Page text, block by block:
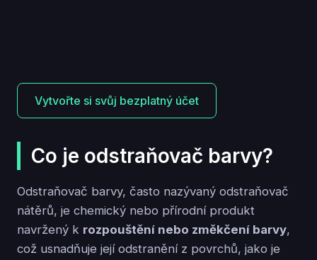
Vytvořte si svůj bezplatný účet
Co je odstraňovač barvy?
Odstraňovač barvy, často nazývaný odstraňovač
nátěrů, je chemický nebo přírodní produkt
navržený k rozpouštění nebo změkčení barvy,
což usnadňuje její odstranění z povrchů, jako je